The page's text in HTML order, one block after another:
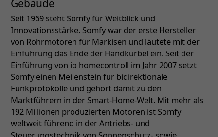
Gebäude
Seit 1969 steht Somfy für Weitblick und
Innovationsstärke. Somfy war der erste Hersteller
von Rohrmotoren für Markisen und läutete mit der
Einführung das Ende der Handkurbel ein. Seit der
Einführung von io homecontroll im Jahr 2007 setzt
Somfy einen Meilenstein für bidirektionale
Funkprotokolle und gehört damit zu den
Marktführern in der Smart-Home-Welt. Mit mehr als
192 Millionen produzierten Motoren ist Somfy
weltweit führend in der Antriebs- und
Steuerungstechnik von Sonnenschutz- sowie